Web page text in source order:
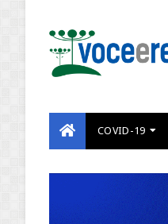
COVID-19